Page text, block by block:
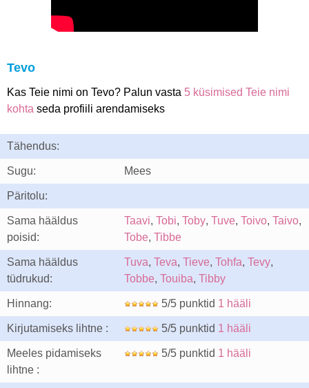
Tevo
Kas Teie nimi on Tevo? Palun vasta 5 küsimised Teie nimi
kohta seda profiili arendamiseks
Tähendus:
Sugu: Mees
Päritolu:
Sama hääldus
poisid:
Taavi, Tobi, Toby, Tuve, Toivo, Taivo,
Tobe, Tibbe
Sama hääldus
tüdrukud:
Tuva, Teva, Tieve, Tohfa, Tevy,
Tobbe, Touiba, Tibby
Hinnang: 5/5 punktid 1 hääli
Kirjutamiseks lihtne : 5/5 punktid 1 hääli
Meeles pidamiseks
lihtne :
5/5 punktid 1 hääli